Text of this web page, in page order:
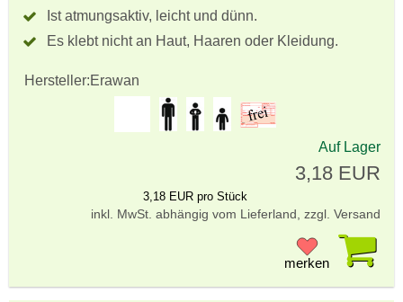
Ist atmungsaktiv, leicht und dünn.
Es klebt nicht an Haut, Haaren oder Kleidung.
Hersteller:Erawan
Auf Lager
3,18 EUR
3,18 EUR pro Stück
inkl. MwSt. abhängig vom Lieferland, zzgl. Versand
merken